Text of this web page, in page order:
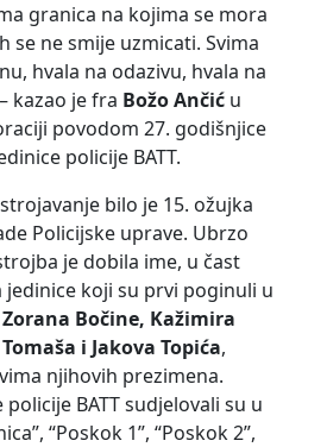
granica na kojima se mora
se ne smije uzmicati. Svima
hvala na odazivu, hvala na
kazao je fra Božo Ančić u
povodom 27. godišnjice
policije BATT.
bilo je 15. ožujka
Policijske uprave. Ubrzo
je dobila ime, u čast
koji su prvi poginuli u
Zorana Bočine, Kažimira
i Jakova Topića,
njihovih prezimena.
BATT sudjelovali su u
“Poskok 1”, “Poskok 2”,